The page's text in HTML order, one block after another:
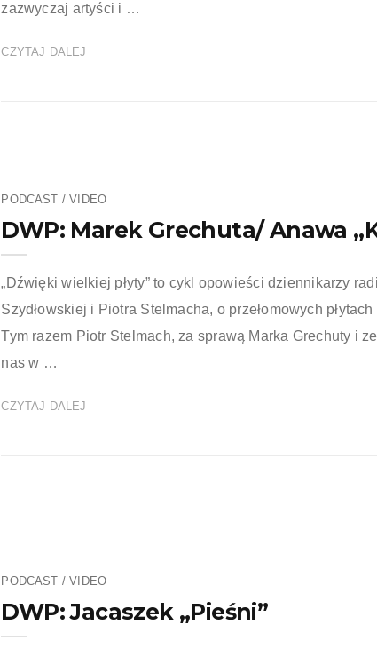
zazwyczaj artyści i …
CZYTAJ DALEJ
PODCAST / VIDEO
DWP: Marek Grechuta/ Anawa
„Dźwięki wielkiej płyty” to cykl opowieści dziennikarzy
Szydłowskiej i Piotra Stelmacha, o przełomowych
Tym razem Piotr Stelmach, za sprawą Marka Grechuty i
nas w …
CZYTAJ DALEJ
PODCAST / VIDEO
DWP: Jacaszek „Pieśni”